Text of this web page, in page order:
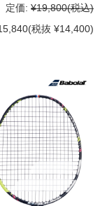
定価: ¥19,800(税込)
(税抜 ¥14,400)